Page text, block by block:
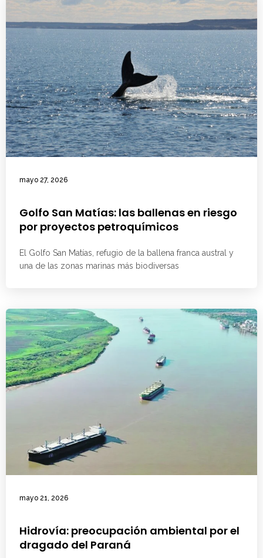
mayo 27, 2026
Golfo San Matías: las ballenas en riesgo
por proyectos petroquímicos
El Golfo San Matías, refugio de la ballena franca austral y
una de las zonas marinas más biodiversas
mayo 21, 2026
Hidrovía: preocupación ambiental por el
dragado del Paraná